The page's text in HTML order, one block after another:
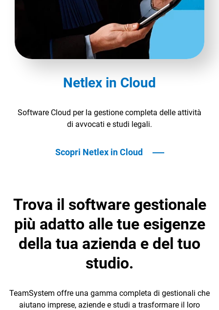
Netlex in Cloud
Software Cloud per la gestione completa delle attività
di avvocati e studi legali.
Scopri Netlex in Cloud
Trova il software gestionale
più adatto alle tue esigenze
della tua azienda e del tuo
studio.
TeamSystem offre una gamma completa di gestionali che
aiutano imprese, aziende e studi a trasformare il loro